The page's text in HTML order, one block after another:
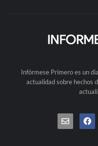
Infórmese Primero es un
actualidad sobre hechos